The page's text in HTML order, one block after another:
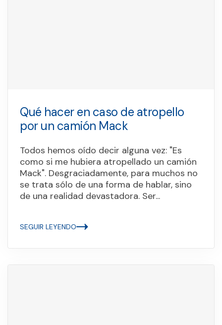
Qué hacer en caso de atropello
por un camión Mack
Todos hemos oído decir alguna vez: "Es
como si me hubiera atropellado un camión
Mack". Desgraciadamente, para muchos no
se trata sólo de una forma de hablar, sino
de una realidad devastadora. Ser...
SEGUIR LEYENDO